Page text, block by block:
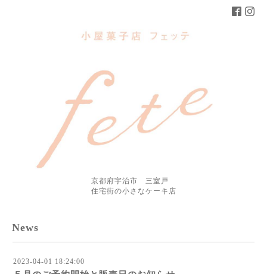
京都府宇治市 三室戸
住宅街の小さなケーキ店
News
2023-04-01 18:24:00